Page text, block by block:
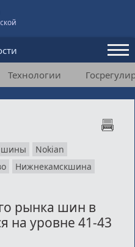
и мнения
соглашение
Технологии
шины
Nokian
Нижнекамскшина
рынка шин в
на уровне 41-43